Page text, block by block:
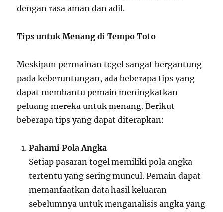
dengan rasa aman dan adil.
Tips untuk Menang di Tempo Toto
Meskipun permainan togel sangat bergantung
pada keberuntungan, ada beberapa tips yang
dapat membantu pemain meningkatkan
peluang mereka untuk menang. Berikut
beberapa tips yang dapat diterapkan:
Pahami Pola Angka
Setiap pasaran togel memiliki pola angka
tertentu yang sering muncul. Pemain dapat
memanfaatkan data hasil keluaran
sebelumnya untuk menganalisis angka yang